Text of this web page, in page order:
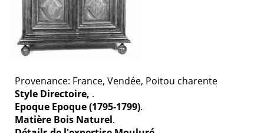
Provenance: France, Vendée, Poitou charente
Style Directoire, .
Epoque Epoque (1795-1799).
Matière Bois Naturel.